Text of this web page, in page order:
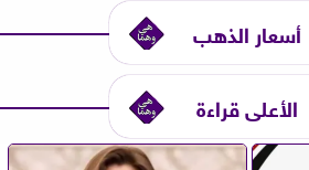
أسعار الذهب
الأعلى قراءة